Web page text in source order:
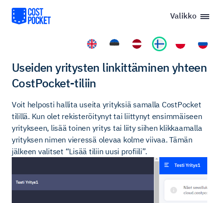
Valikko
Useiden yritysten linkittäminen yhteen
CostPocket-tiliin
Voit helposti hallita useita yrityksiä samalla CostPocket
tilillä. Kun olet rekisteröitynyt tai liittynyt ensimmäiseen
yritykseen, lisää toinen yritys tai liity siihen klikkaamalla
yrityksen nimen vieressä olevaa kolme viivaa. Tämän
jälkeen valitset “Lisää tiliin uusi profiili”.